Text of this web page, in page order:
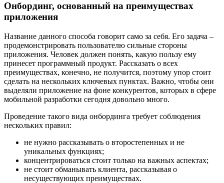
Онбординг, основанный на преимуществах
приложения
Название данного способа говорит само за себя. Его задача –
продемонстрировать пользователю сильные стороны
приложения. Человек должен понять, какую пользу ему
принесет программный продукт. Рассказать о всех
преимуществах, конечно, не получится, поэтому упор стоит
сделать на нескольких ключевых пунктах. Важно, чтобы они
выделяли приложение на фоне конкурентов, которых в сфере
мобильной разработки сегодня довольно много.
Проведение такого вида онбординга требует соблюдения
нескольких правил:
не нужно рассказывать о второстепенных и не
уникальных функциях;
концентрироваться стоит только на важных аспектах;
не стоит обманывать клиента, рассказывая о
несуществующих преимуществах.